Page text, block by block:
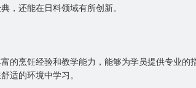
，还能在日料领域有所创新。
的烹饪经验和教学能力，能够为学员提供专业的
适的环境中学习。